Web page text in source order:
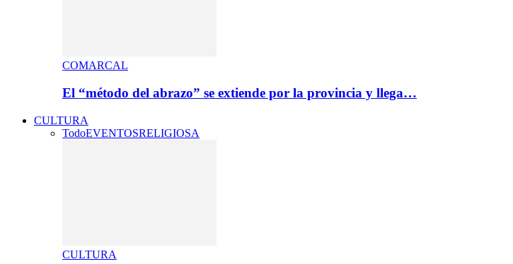
COMARCAL
El “método del abrazo” se extiende por la provincia y llega…
CULTURA
TodoEVENTOSRELIGIOSA
CULTURA